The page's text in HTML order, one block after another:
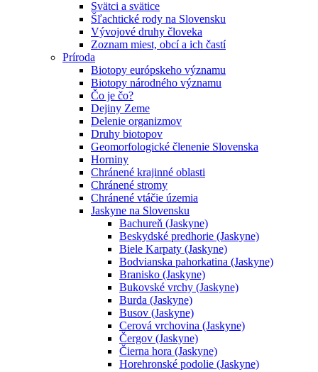
Svätci a svätice
Šľachtické rody na Slovensku
Vývojové druhy človeka
Zoznam miest, obcí a ich častí
Príroda
Biotopy európskeho významu
Biotopy národného významu
Čo je čo?
Dejiny Zeme
Delenie organizmov
Druhy biotopov
Geomorfologické členenie Slovenska
Horniny
Chránené krajinné oblasti
Chránené stromy
Chránené vtáčie územia
Jaskyne na Slovensku
Bachureň (Jaskyne)
Beskydské predhorie (Jaskyne)
Biele Karpaty (Jaskyne)
Bodvianska pahorkatina (Jaskyne)
Branisko (Jaskyne)
Bukovské vrchy (Jaskyne)
Burda (Jaskyne)
Busov (Jaskyne)
Cerová vrchovina (Jaskyne)
Čergov (Jaskyne)
Čierna hora (Jaskyne)
Horehronské podolie (Jaskyne)